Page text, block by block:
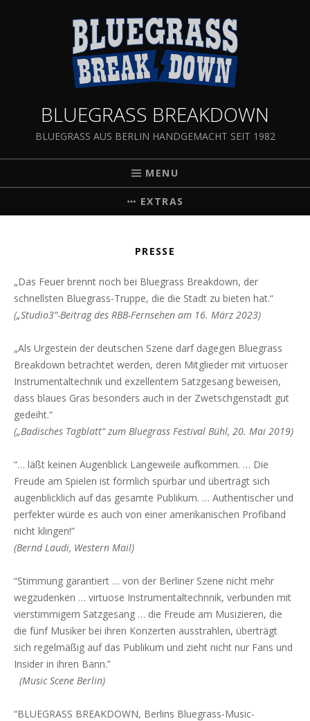
BLUEGRASS BREAKDOWN
BLUEGRASS AUS BERLIN HANDGEMACHT SEIT 1982
MENU
EXTRAS
PRESSE
„Das Feuer brennt noch bei Bluegrass Breakdown, der
schnellsten Bluegrass-Truppe, die die Stadt zu bieten hat.“
(„Studio3“-Beitrag des RBB-Fernsehen am 16. März 2023)
„Als Urgestein der deutschen Szene darf dagegen Bluegrass
Breakdown betrachtet werden, deren Mitglieder mit virtuoser
Instrumentaltechnik und exzellentem Satzgesang beweisen,
dass blaues Gras besonders auch in der Zwetschgenstadt gut
gedeiht.“
(„Badisches Tagblatt“ zum Bluegrass Festival Bühl, 20. Mai 2019)
“… läßt keinen Augenblick Langeweile aufkommen. … Die
Freude am Spielen ist förmlich spürbar und überträgt sich
augenblicklich auf das gesamte Publikum. … Authentischer und
perfekter würde es auch von einer amerikanischen Profiband
nicht klingen!”
(Bernd Laudi, Western Mail)
“Stimmung garantiert … von der Berliner Szene nicht mehr
wegzudenken … virtuose Instrumentaltechnnik, verbunden mit
vierstimmigem Satzgesang … die Freude am Musizieren, die
die fünf Musiker bei ihren Konzerten ausstrahlen, überträgt
sich regelmäßig auf das Publikum und zieht nicht nur Fans und
Insider in ihren Bann.”
(Music Scene Berlin)
“BLUEGRASS BREAKDOWN, Berlins Bluegrass-Music-